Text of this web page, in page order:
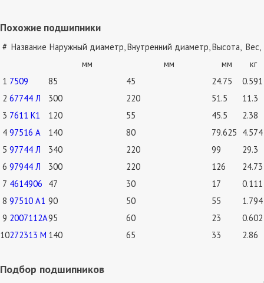
Похожие подшипники
# Название Наружный диаметр,
мм
Внутренний диаметр,
мм
Высота,
мм
Вес,
кг
1 7509 85 45 24.75
0.591
2 67744 Л 300 220 51.5
11.3
3 7611 К1 120 55 45.5
2.38
4 97516 А 140 80 79.625 4.574
5 97744 Л 340 220 99
29.3
6 97944 Л 300 220 126
24.73
7 4614906 47 30 17
0.111
8 97510 А1 90 50 55
1.794
9 2007112А95 60 23
0.602
10272313 М 140 65 33 2.86
Подбор подшипников